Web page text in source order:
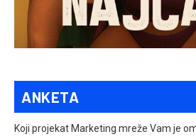
ANKETA
Koji projekat Marketing mreže Vam je